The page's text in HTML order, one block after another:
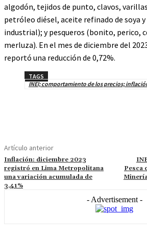
algodón, tejidos de punto, clavos,
petróleo diésel, aceite refinado de soya
industrial); y pesqueros (bonito, perico,
merluza). En el mes de diciembre del
reportó una reducción de 0,72%.
TAGS
INEI; comportamiento de los precios;
Artículo anterior
Inflación: diciembre 2023
registró en Lima Metropolitana
una variación acumulada de
3,41%
Pesca
- Advertisement -